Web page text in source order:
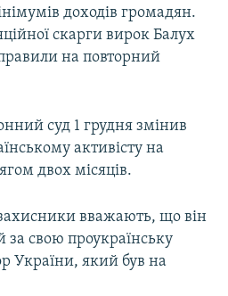
доходів громадян.
скарги вирок Балух
на повторний
суд 1 грудня змінив
активісту на
двох місяців.
вважають, що він
за свою проукраїнську
України, який був на